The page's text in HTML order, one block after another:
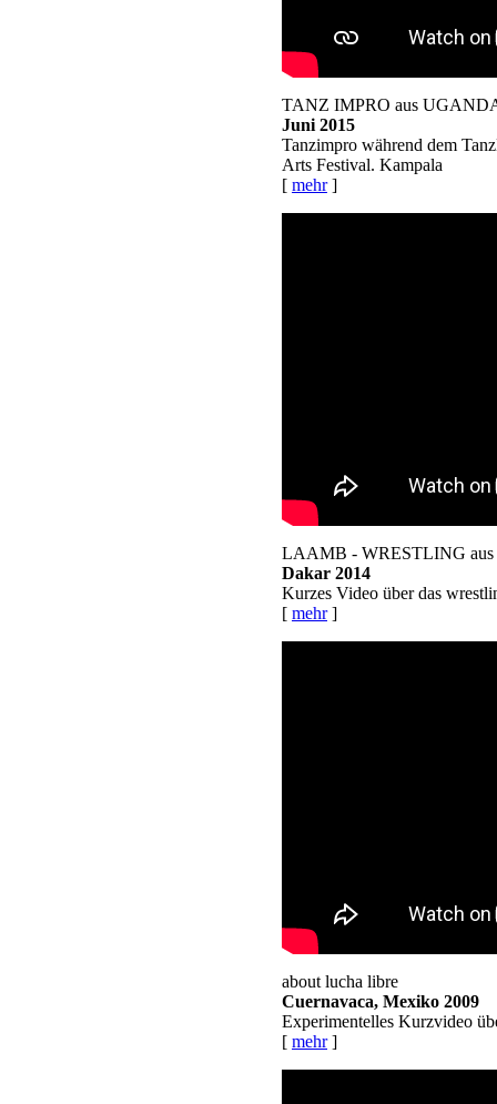
TANZ IMPRO aus
Juni 2015
Tanzimpro während dem
Arts Festival. Kampala
[ mehr]
LAAMB - WRESTLING aus
Dakar 2014
Kurzes Video über das
[ mehr]
about lucha libre
Cuernavaca, Mexiko 2009
Experimentelles Kurzvideo
[ mehr]